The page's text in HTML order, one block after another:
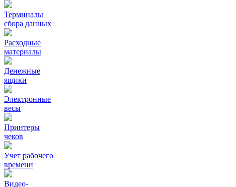
Терминалы
сбора данных
Расходные
материалы
Денежные
ящики
Электронные
весы
Принтеры
чеков
Учет рабочего
времени
Видео‑